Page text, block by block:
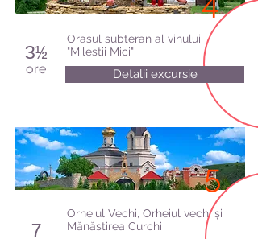
3½
ore
Orasul subteran al vinului
"Milestii Mici"
Detalii excursie
5
7
Orheiul Vechi, Orheiul vechi și
Mănăstirea Curchi